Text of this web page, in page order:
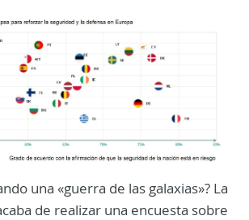
una «guerra de las galaxias»? La
de realizar una encuesta sobre